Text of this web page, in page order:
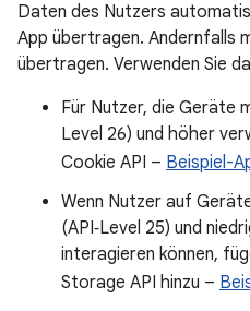
Daten des Nutzers
App übertragen. Andernfalls
übertragen. Verwenden Sie
Für Nutzer, die Geräte
Level 26) und höher
Cookie API – Beispiel-
Wenn Nutzer auf
(API‑Level 25) und
interagieren können,
Storage API hinzu –